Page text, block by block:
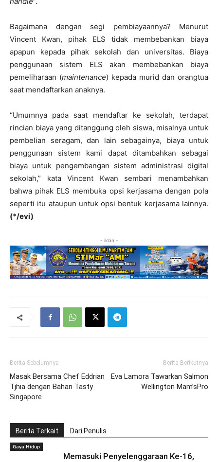
Bagaimana dengan segi pembiayaannya? Menurut
Vincent Kwan, pihak ELS tidak membebankan biaya
apapun kepada pihak sekolah dan universitas. Biaya
penggunaan sistem ELS akan membebankan biaya
pemeliharaan (maintenance) kepada murid dan orangtua
saat mendaftarkan anaknya.
“Umumnya pada saat mendaftar ke sekolah, terdapat
rincian biaya yang ditanggung oleh siswa, misalnya untuk
pembelian seragam, dan lain sebagainya, biaya untuk
penggunaan sistem kami dapat ditambahkan sebagai
biaya untuk pengembangan sistem administrasi digital
sekolah,” kata Vincent Kwan sembari menambahkan
bahwa pihak ELS membuka opsi kerjasama dengan pola
seperti itu ataupun untuk opsi bentuk kerjasama lainnya.
(*/evi)
- iklan -
Berita Sebelumnya
Masak Bersama Chef Eddrian
Tjhia dengan Bahan Tasty
Singapore
Berita Berikutnya
Eva Lamora Tawarkan Salmon
Wellington Mam’sPro
Berita Terkait Dari Penulis
Gaya Hidup
Memasuki Penyelenggaraan Ke-16,